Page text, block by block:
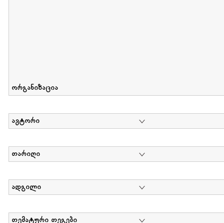
ორგანიზაცია
ავტორი
თარიღი
ადგილი
თემატური თეგები